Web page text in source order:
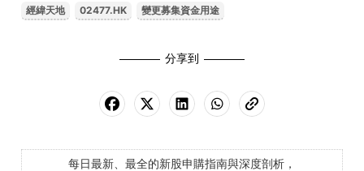
經緯天地 02477.HK 變更募集資金用途
分享到
每日最新、最全的新股申購指南與深度剖析，